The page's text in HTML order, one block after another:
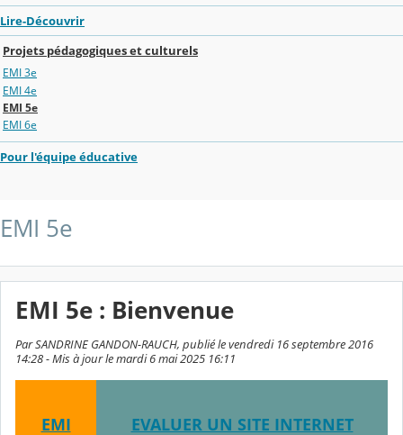
Lire-Découvrir
Projets pédagogiques et culturels
EMI 3e
EMI 4e
EMI 5e
EMI 6e
Pour l'équipe éducative
EMI 5e
EMI 5e : Bienvenue
Par SANDRINE GANDON-RAUCH, publié le vendredi 16 septembre 2016
14:28 - Mis à jour le mardi 6 mai 2025 16:11
EMI EVALUER UN SITE INTERNET